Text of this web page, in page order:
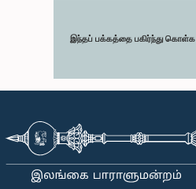
இந்தப் பக்கத்தை பகிர்ந்து கொள்க